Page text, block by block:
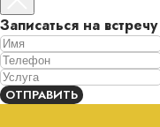
Записаться на
ОТПРАВИТЬ